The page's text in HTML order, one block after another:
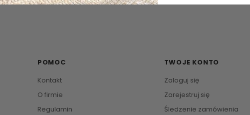
POMOC
Kontakt
O firmie
Regulamin
TWOJE KONTO
Zaloguj się
Zarejestruj się
Śledzenie zamówienia